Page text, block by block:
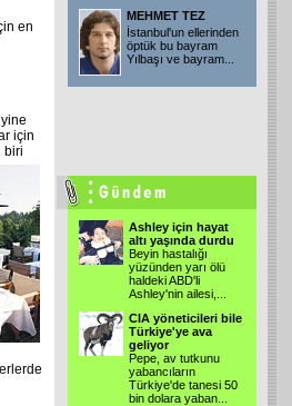
en
için
biri
MEHMET TEZ
İstanbul'un ellerinden
öptük bu bayram
Yılbaşı ve bayram
Ashley için hayat
altı yaşında durdu
Beyin hastalığı
yüzünden yarı ölü
haldeki ABD'li
Ashley'nin ailesi,
CIA yöneticileri bile
Türkiye'ye ava
geliyor
Pepe, av tutkunu
yabancıların
Türkiye'de tanesi 50
bin dolara yaban